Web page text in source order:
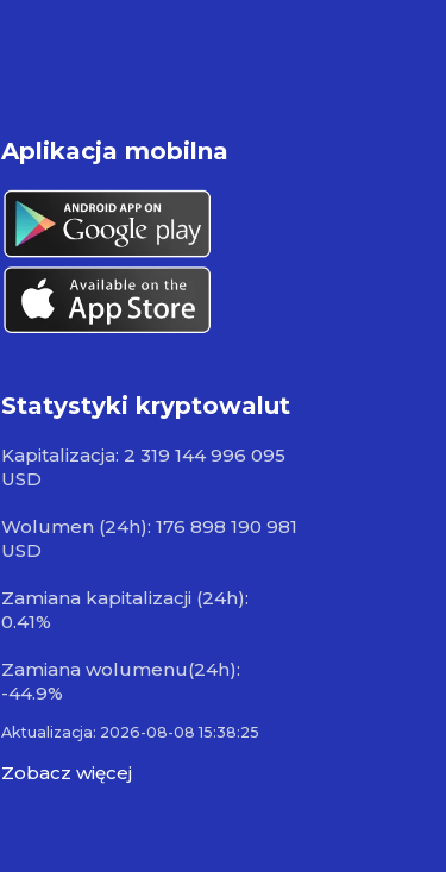
Aplikacja mobilna
Statystyki kryptowalut
Kapitalizacja: 2 319 144 996 095
USD
Wolumen (24h): 176 898 190 981
USD
Zamiana kapitalizacji (24h):
0.41%
Zamiana wolumenu(24h):
-44.9%
Aktualizacja: 2026-08-08 15:38:25
Zobacz więcej